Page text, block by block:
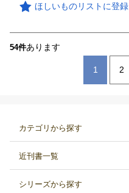
ほしいものリストに登録
54件あります
1 2
カテゴリから探す
近刊書一覧
シリーズから探す